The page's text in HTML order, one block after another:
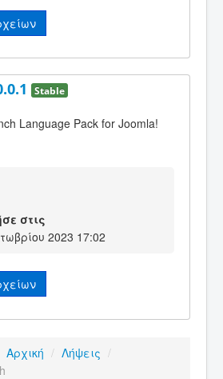
Stable
Language Pack for Joomla!
στις
2023 17:02
Αρχική / Λήψεις /